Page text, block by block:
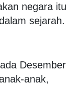
negara itu
sejarah.
Desember
anak,